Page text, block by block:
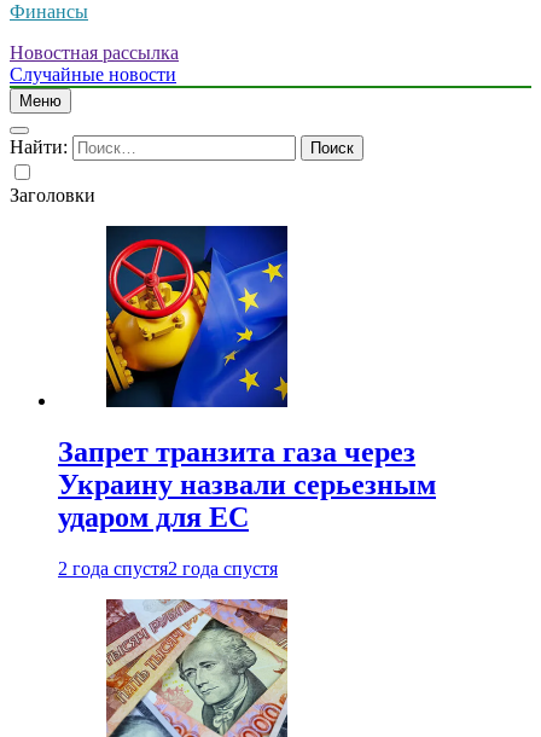
Финансы
Новостная рассылка
Случайные новости
Меню
Найти:
Заголовки
Запрет транзита газа через
Украину назвали серьезным
ударом для ЕС
2 года спустя2 года спустя